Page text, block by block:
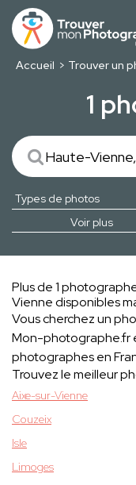
Accueil Trouver un
1
Voir plus
Plus de 1
Vienne disponibles
Vous cherchez un
Mon-photographe.fr
photographes en
Trouvez le meilleur
Aixe-sur-Vienne
Couzeix
Isle
Limoges